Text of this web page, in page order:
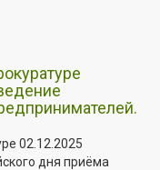
02.12.2025
дня приёма